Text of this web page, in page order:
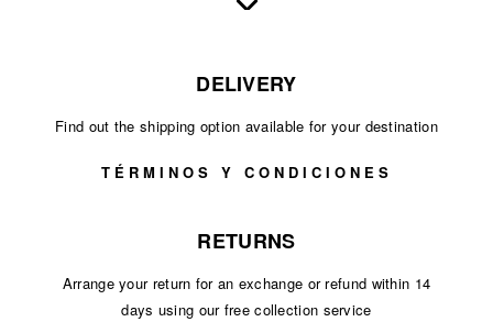
DELIVERY
Find out the shipping option available for your destination
TÉRMINOS Y CONDICIONES
RETURNS
Arrange your return for an exchange or refund within 14
days using our free collection service